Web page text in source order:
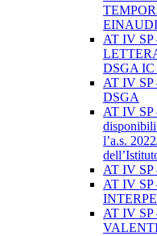
AT IV SP
DSGA
AT IV
DSGA
AT IV SP
l’a.s.
AT IV
AT IV
AT IV